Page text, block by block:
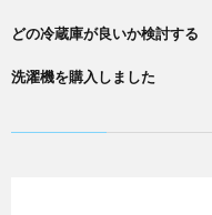
どの冷蔵庫が良いか検討する
洗濯機を購入しました